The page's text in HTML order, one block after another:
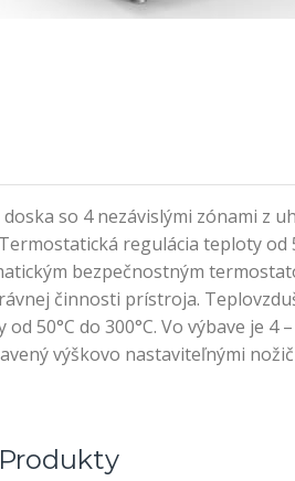
so 4 nezávislými zónami z
regulácia teploty od
bezpečnostným
činnosti prístroja.
50°C do 300°C. Vo výbave je
výškovo nastaviteľnými